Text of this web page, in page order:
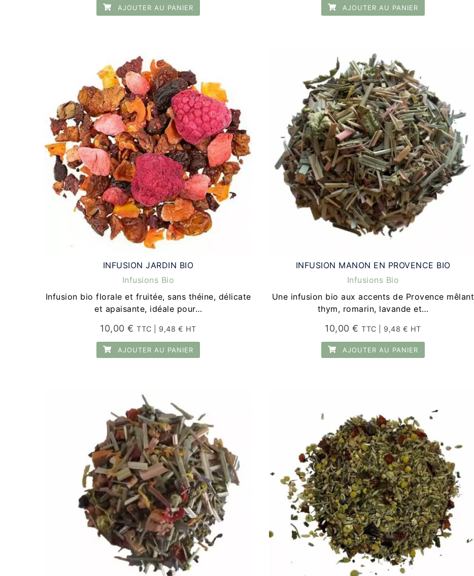
AJOUTER AU PANIER AJOUTER AU PANIER
INFUSION JARDIN BIO
Infusions Bio
Infusion bio florale et fruitée, sans théine, délicate
et apaisante, idéale pour…
10,00€ TTC | 9,48 € HT
AJOUTER AU PANIER
INFUSION MANON EN PROVENCE BIO
Infusions Bio
Une infusion bio aux accents de Provence mêlant
thym, romarin, lavande et…
10,00€ TTC | 9,48 € HT
AJOUTER AU PANIER